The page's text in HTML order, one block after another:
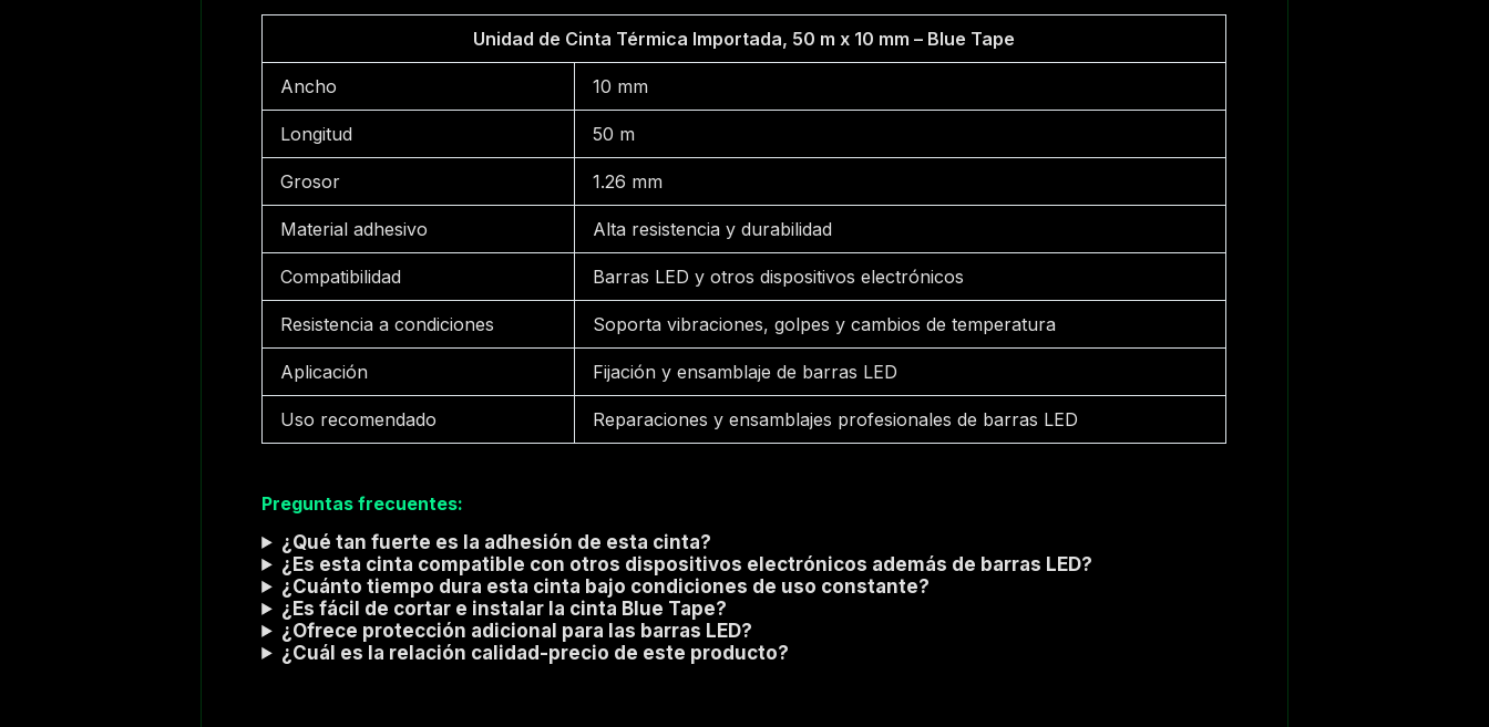
Unidad de Cinta Térmica Importada, 50 m x 10 mm – Blue Tape
Ancho 10 mm
Longitud 50 m
Grosor 1.26 mm
Material adhesivo Alta resistencia y durabilidad
Compatibilidad Barras LED y otros dispositivos electrónicos
Resistencia a condiciones Soporta vibraciones, golpes y cambios de temperatura
Aplicación Fijación y ensamblaje de barras LED
Uso recomendado Reparaciones y ensamblajes profesionales de barras LED
Preguntas frecuentes:
¿Qué tan fuerte es la adhesión de esta cinta?
¿Es esta cinta compatible con otros dispositivos electrónicos además de barras LED?
¿Cuánto tiempo dura esta cinta bajo condiciones de uso constante?
¿Es fácil de cortar e instalar la cinta Blue Tape?
¿Ofrece protección adicional para las barras LED?
¿Cuál es la relación calidad-precio de este producto?